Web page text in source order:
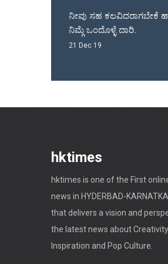
ನೀವು ಸಹ ಕಲವಿದರಾಗಬೇಕೆ ಹಾಗಾದ್ರೆ
ನಿಮ್ಗೆ ಒಂದೊಳ್ಳೆ ದಾರಿ.
hktimes
hktimes is one of the First
news in HYDERBAD-
that delivers a vision and
the latest news about
Inspiration and Pop Culture.